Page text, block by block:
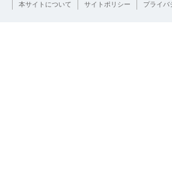
本サイトについて サイトポリシー プライバ